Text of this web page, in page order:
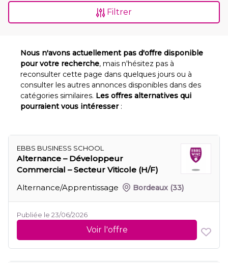
Filtrer
Nous n'avons actuellement pas d'offre disponible
pour votre recherche, mais n'hésitez pas à
reconsulter cette page dans quelques jours ou à
consulter les autres annonces disponibles dans des
catégories similaires. Les offres alternatives qui
pourraient vous intéresser:
EBBS BUSINESS SCHOOL
Alternance – Développeur
Commercial – Secteur Viticole (H/F)
Alternance/Apprentissage
Bordeaux (33)
Publiée le 23/06/2026
Voir l'offre